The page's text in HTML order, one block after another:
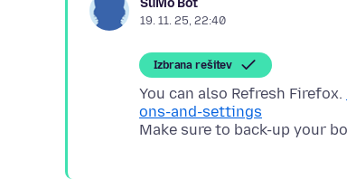
SuMo Bot
19. 11. 25, 22:40
Izbrana rešitev
You can also Refresh Firefox.
ons-and-settings